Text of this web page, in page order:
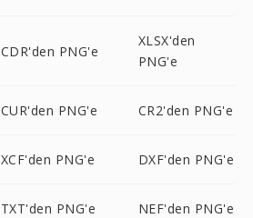
CDR'den PNG'e
XLSX'den
PNG'e
CUR'den PNG'e CR2'den PNG'e
XCF'den PNG'e DXF'den PNG'e
TXT'den PNG'e NEF'den PNG'e